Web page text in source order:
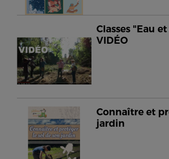
Classes "Eau
VIDÉO
Connaître et
jardin